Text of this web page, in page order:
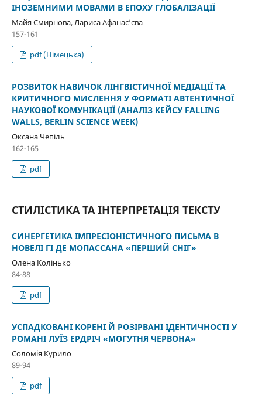
ІНОЗЕМНИМИ МОВАМИ В ЕПОХУ ГЛОБАЛІЗАЦІЇ
Майя Смирнова, Лариса Афанас’єва
157-161
pdf (Німецька)
РОЗВИТОК НАВИЧОК ЛІНГВІСТИЧНОЇ МЕДІАЦІЇ ТА
КРИТИЧНОГО МИСЛЕННЯ У ФОРМАТІ АВТЕНТИЧНОЇ
НАУКОВОЇ КОМУНІКАЦІЇ (АНАЛІЗ КЕЙСУ FALLING
WALLS, BERLIN SCIENCE WEEK)
Оксана Чепіль
162-165
pdf
СТИЛІСТИКА ТА ІНТЕРПРЕТАЦІЯ ТЕКСТУ
СИНЕРГЕТИКА ІМПРЕСІОНІСТИЧНОГО ПИСЬМА В
НОВЕЛІ ГІ ДЕ МОПАССАНА «ПЕРШИЙ СНІГ»
Олена Колінько
84-88
pdf
УСПАДКОВАНІ КОРЕНІ Й РОЗІРВАНІ ІДЕНТИЧНОСТІ У
РОМАНІ ЛУЇЗ ЕРДРІЧ «МОГУТНЯ ЧЕРВОНА»
Соломія Курило
89-94
pdf